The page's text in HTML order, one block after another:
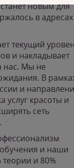
новым для
в адресах
текущий
и накладывает
нас. Мы не
В
и
услуг красоты и
сеть
и наши
и 80%